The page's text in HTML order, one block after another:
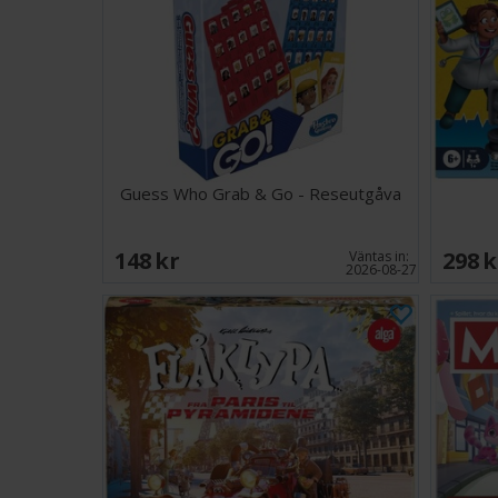
Guess Who Grab & Go - Reseutgåva
148 SEK Väntas in:
2026-08-27 298